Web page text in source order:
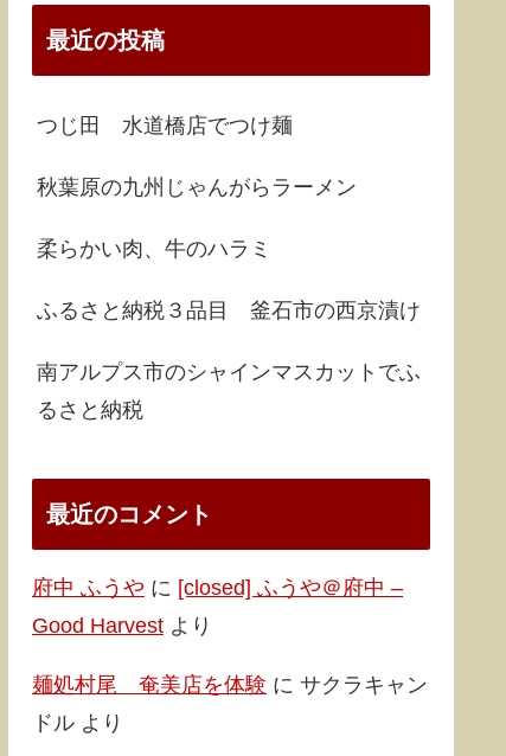
最近の投稿
つじ田 水道橋店でつけ麺
秋葉原の九州じゃんがらラーメン
柔らかい肉、牛のハラミ
ふるさと納税３品目 釜石市の西京漬け
南アルプス市のシャインマスカットでふ
るさと納税
最近のコメント
府中 ふうや に [closed] ふうや＠府中 –
Good Harvest より
麺処村尾 奄美店を体験 に サクラキャン
ドル より